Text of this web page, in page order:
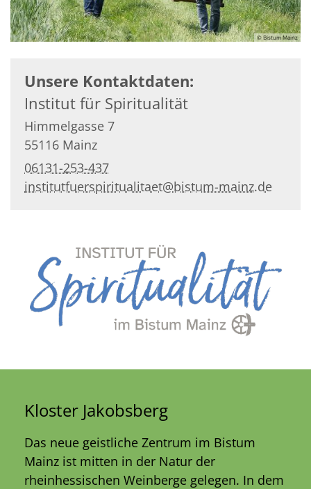
© Bistum Mainz
Unsere Kontaktdaten:
Institut für Spiritualität
Himmelgasse 7
55116 Mainz
06131-253-437
institutfuerspiritualitaet@bistum-mainz.de
Kloster Jakobsberg
Das neue geistliche Zentrum im Bistum
Mainz ist mitten in der Natur der
rheinhessischen Weinberge gelegen. In dem